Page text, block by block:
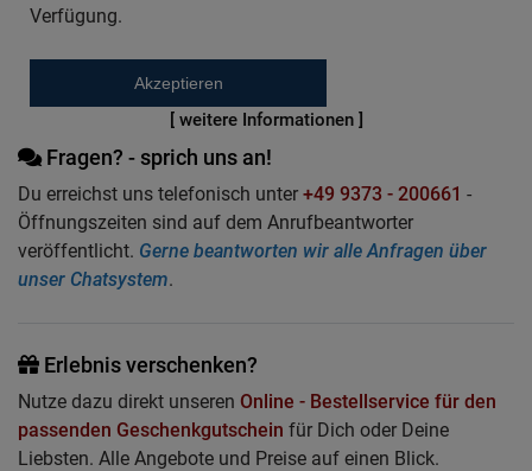
Verfügung.
Akzeptieren
[ weitere Informationen ]
Fragen? - sprich uns an!
Du erreichst uns telefonisch unter +49 9373 - 200661 -
Öffnungszeiten sind auf dem Anrufbeantworter
veröffentlicht. Gerne beantworten wir alle Anfragen über
unser Chatsystem.
Erlebnis verschenken?
Nutze dazu direkt unseren Online - Bestellservice für den
passenden Geschenkgutschein für Dich oder Deine
Liebsten. Alle Angebote und Preise auf einen Blick.